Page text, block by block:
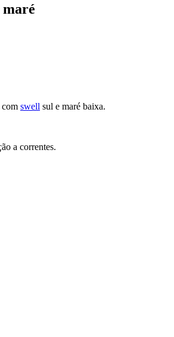
maré
swell sul e maré baixa.
a correntes.